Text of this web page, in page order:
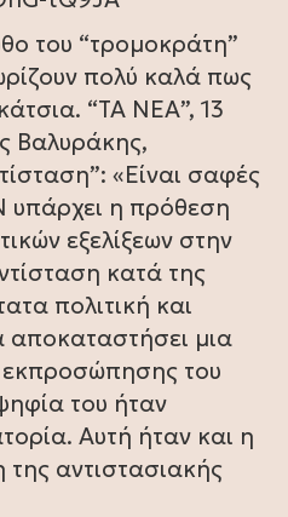
του “τρομοκράτη”
πολύ καλά πως
“ΤΑ ΝΕΑ”, 13
Βαλυράκης,
«Είναι σαφές
υπάρχει η πρόθεση
εξελίξεων στην
κατά της
πολιτική και
μια
εκπροσώπησης του
του ήταν
Αυτή ήταν και η
αντιστασιακής